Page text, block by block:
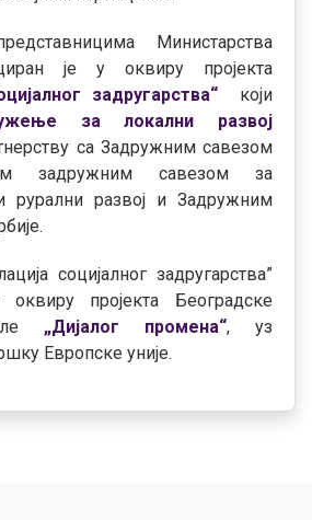
Министарства
је у оквиру пројекта
задругарства“ који
за локални развој
са Задружним савезом
задружним савезом за
рурални развој и Задружним
социјалног задругарства”
пројекта Београдске
„Дијалог промена“, уз
Европске уније.